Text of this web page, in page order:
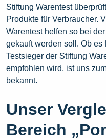
Stiftung Warentest
Produkte für Verbraucher.
Warentest helfen so bei
gekauft werden soll. Ob es
Testsieger der Stiftung
empfohlen wird, ist uns
bekannt.
Unser
Bereich